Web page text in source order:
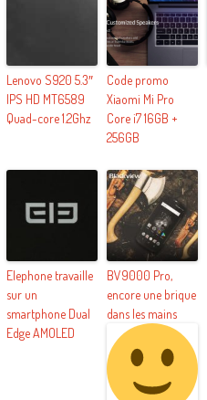
Lenovo S920 5.3″
IPS HD MT6589
Quad-core 1.2Ghz
Code promo
Xiaomi Mi Pro
Core i7 16GB +
256GB
Elephone travaille
sur un
smartphone Dual
Edge AMOLED
BV9000 Pro,
encore une brique
dans les mains